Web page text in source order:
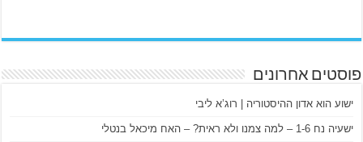
פוסטים אחרונים
ישוע הוא אדון ההיסטוריה | רוג’א ליבי
ישעיה נח 1-6 – למה צמנו ולא ראית? – האח מיכאל בנטלי